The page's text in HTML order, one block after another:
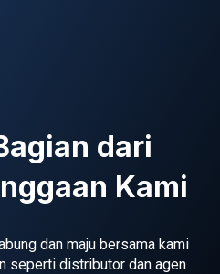
dari
Kami
dan maju bersama kami
seperti distributor dan agen